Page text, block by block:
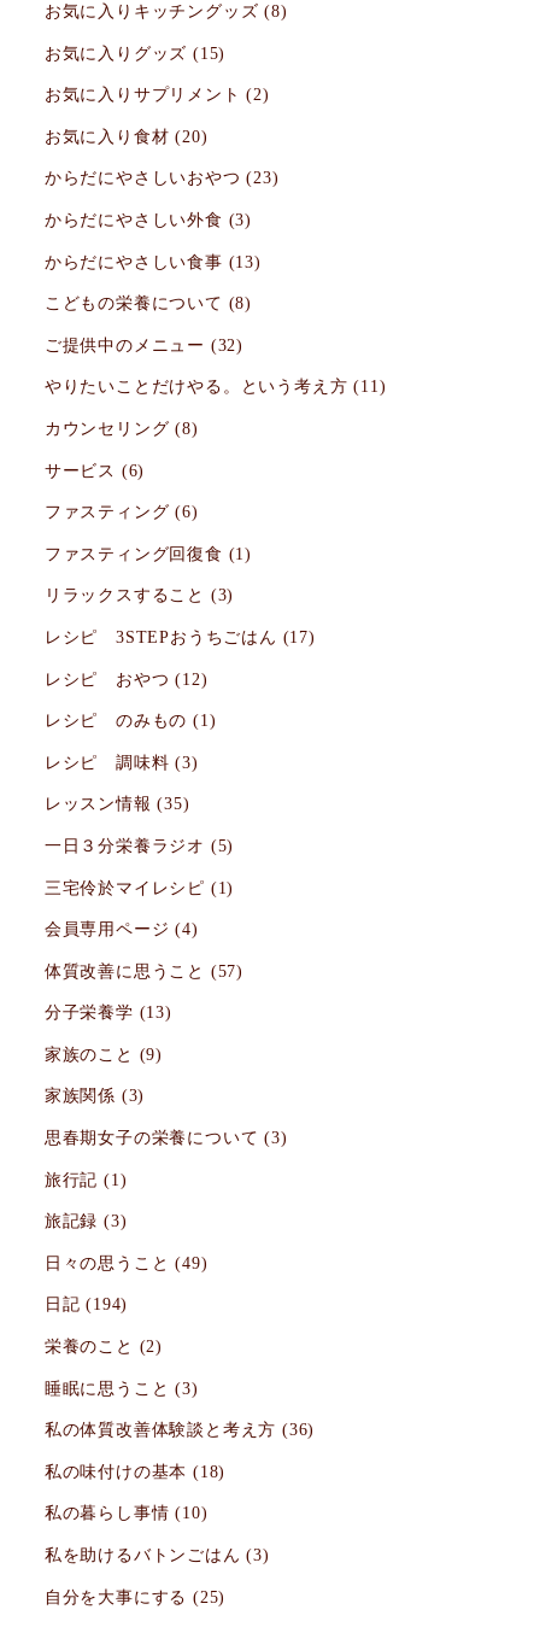
お気に入りキッチングッズ (8)
お気に入りグッズ (15)
お気に入りサプリメント (2)
お気に入り食材 (20)
からだにやさしいおやつ (23)
からだにやさしい外食 (3)
からだにやさしい食事 (13)
こどもの栄養について (8)
ご提供中のメニュー (32)
やりたいことだけやる。という考え方 (11)
カウンセリング (8)
サービス (6)
ファスティング (6)
ファスティング回復食 (1)
リラックスすること (3)
レシピ 3STEPおうちごはん (17)
レシピ おやつ (12)
レシピ のみもの (1)
レシピ 調味料 (3)
レッスン情報 (35)
一日３分栄養ラジオ (5)
三宅伶於マイレシピ (1)
会員専用ページ (4)
体質改善に思うこと (57)
分子栄養学 (13)
家族のこと (9)
家族関係 (3)
思春期女子の栄養について (3)
旅行記 (1)
旅記録 (3)
日々の思うこと (49)
日記 (194)
栄養のこと (2)
睡眠に思うこと (3)
私の体質改善体験談と考え方 (36)
私の味付けの基本 (18)
私の暮らし事情 (10)
私を助けるバトンごはん (3)
自分を大事にする (25)